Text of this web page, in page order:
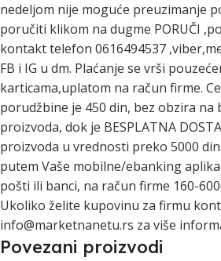
nedeljom nije moguće preuzimanje
poručiti klikom na dugme PORUČI
kontakt telefon 0616494537
FB i IG u dm. Plaćanje se vrši
karticama,uplatom na račun firme.
porudžbine je 450 din, bez obzira
proizvoda, dok je BESPLATNA
proizvoda u vrednosti preko 5000
putem Vaše mobilne/ebanking
pošti ili banci, na račun firme 160-
Ukoliko želite kupovinu za firmu
info@marketnanetu.rs za više
Povezani proizvodi